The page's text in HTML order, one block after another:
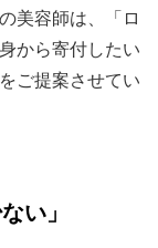
美容師は、「ロ
から寄付したい
ご提案させてい
い」